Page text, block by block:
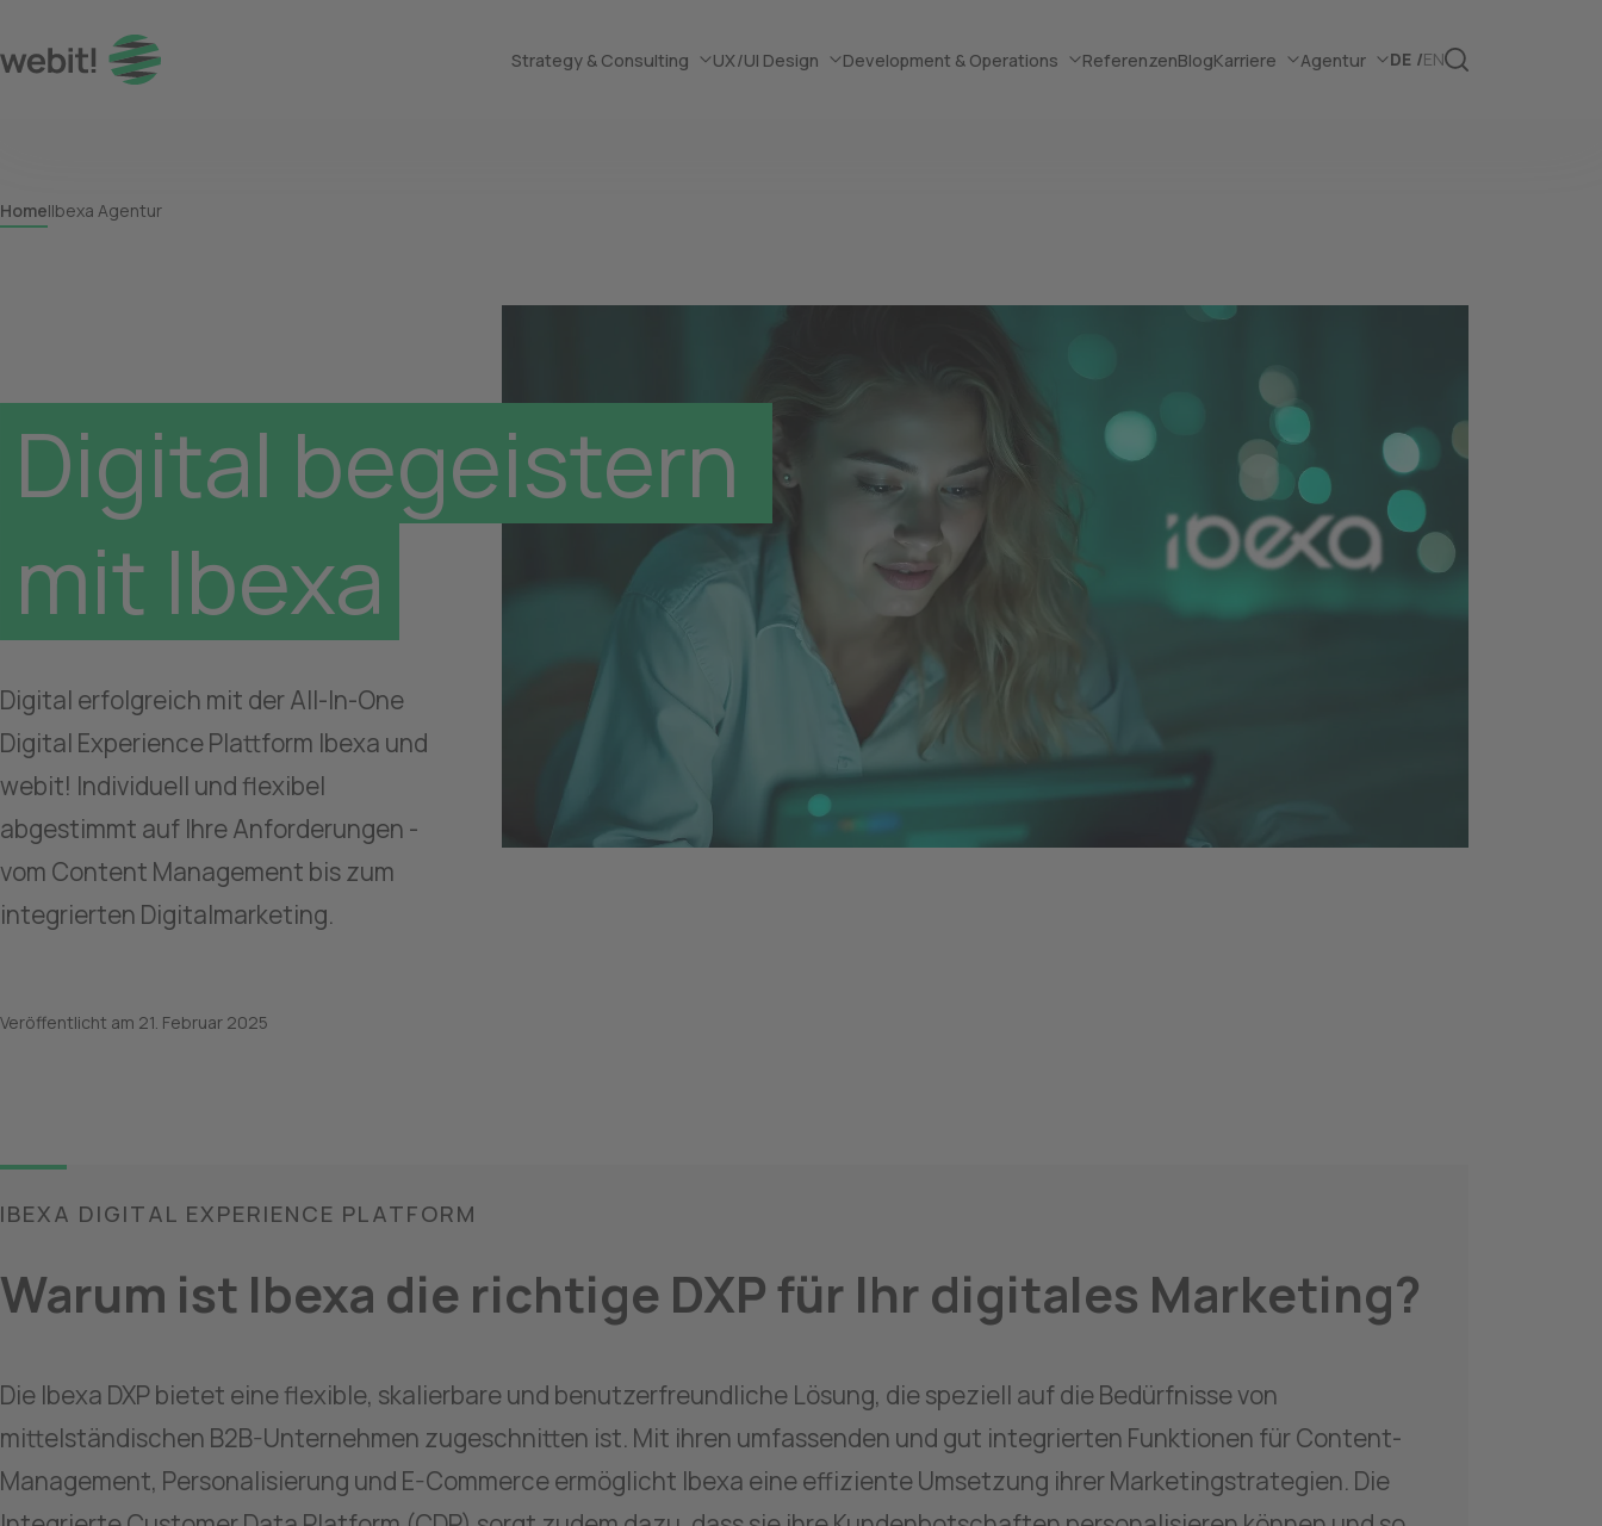
Strategy & Consulting UX/UI Design Development & Operations ReferenzenBlogKarriere Agentur DE EN
Home Ibexa Agentur
Digital begeistern
mit Ibexa
Digital erfolgreich mit der All-In-One
Digital Experience Plattform Ibexa und
webit! Individuell und flexibel
abgestimmt auf Ihre Anforderungen -
vom Content Management bis zum
integrierten Digitalmarketing.
Veröffentlicht am 21. Februar 2025
IBEXA DIGITAL EXPERIENCE PLATFORM
Warum ist Ibexa die richtige DXP für Ihr digitales Marketing?
Die Ibexa DXP bietet eine flexible, skalierbare und benutzerfreundliche Lösung, die speziell auf die Bedürfnisse von
mittelständischen B2B-Unternehmen zugeschnitten ist. Mit ihren umfassenden und gut integrierten Funktionen für Content-
Management, Personalisierung und E-Commerce ermöglicht Ibexa eine effiziente Umsetzung ihrer Marketingstrategien. Die